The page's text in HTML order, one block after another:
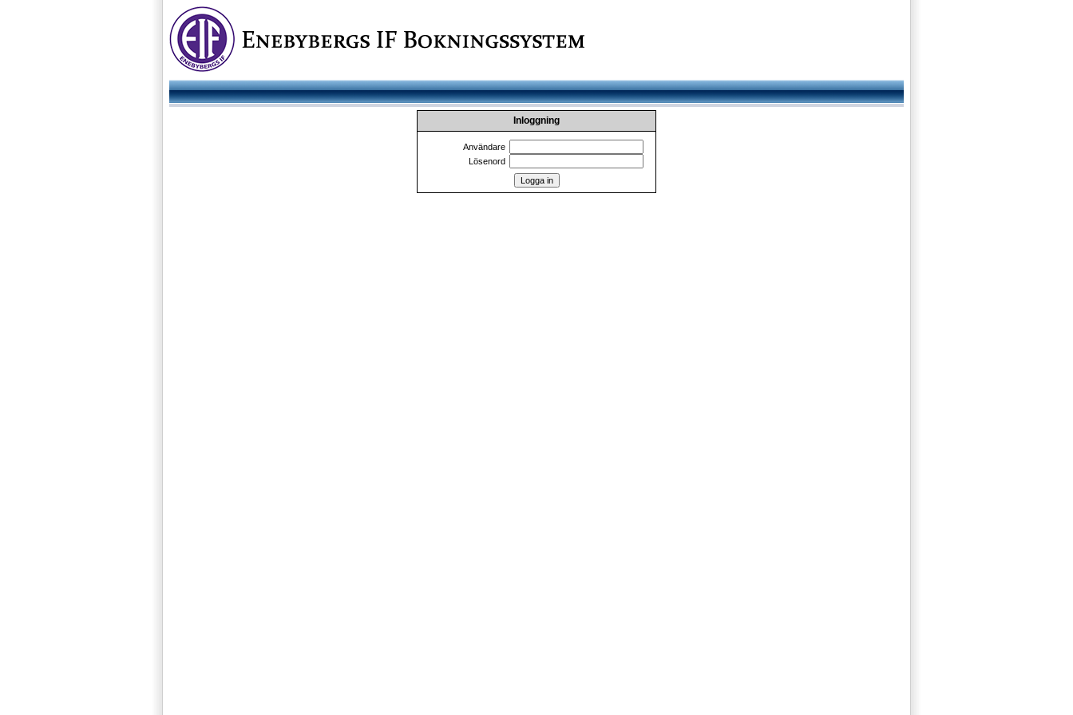
Inloggning
Användare
Lösenord